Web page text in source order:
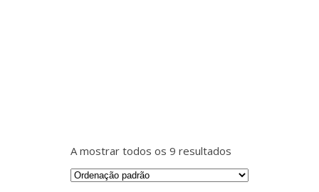
A mostrar todos os 9 resultados